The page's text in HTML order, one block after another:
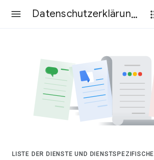
Datenschutzerklärung & Nutzungsbedingungen
LISTE DER DIENSTE UND DIENSTSPEZIFISCHE